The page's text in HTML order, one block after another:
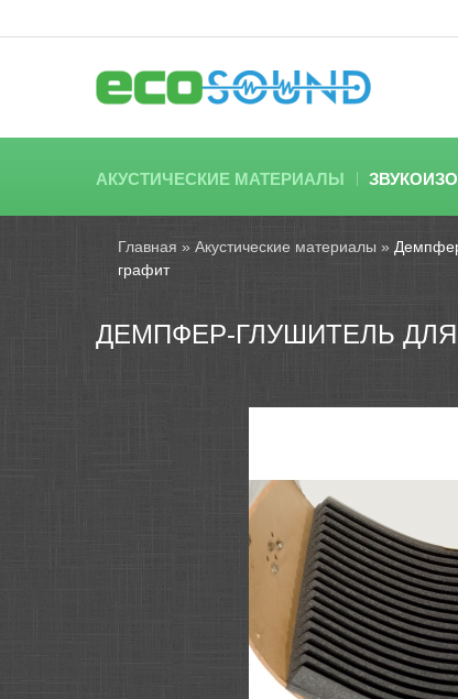
АКУСТИЧЕСКИЕ МАТЕРИАЛЫ
Главная » Акустические материалы »
графит
ДЕМПФЕР-ГЛУШИТЕЛЬ ДЛЯ